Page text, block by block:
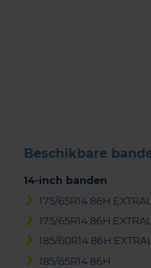
Beschikbare
14-inch banden
175/65R14 86H
175/65R14 86H
185/60R14 86H
185/65R14 86H